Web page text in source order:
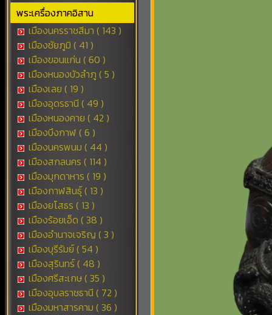
พระเครื่องภาคอิสาน
เมืองนครราชสีมา ( 143 )
เมืองชัยภูมิ ( 41 )
เมืองขอนแก่น ( 60 )
เมืองหนองบัวลำภู ( 5 )
เมืองเลย ( 19 )
เมืองอุดรธานี ( 49 )
เมืองหนองคาย ( 42 )
เมืองบึงกาฬ ( 6 )
เมืองนครพนม ( 44 )
เมืองสกลนคร ( 114 )
เมืองมุกดาหาร ( 19 )
เมืองกาฬสินธุ์ ( 13 )
เมืองยโสธร ( 13 )
เมืองร้อยเอ็ด ( 38 )
เมืองอำนาจเจริญ ( 3 )
เมืองบุรีรัมย์ ( 54 )
เมืองสุรินทร์ ( 48 )
เมืองศรีสะเกษ ( 35 )
เมืองอุบลราชธานี ( 72 )
เมืองมหาสารคาม ( 36 )